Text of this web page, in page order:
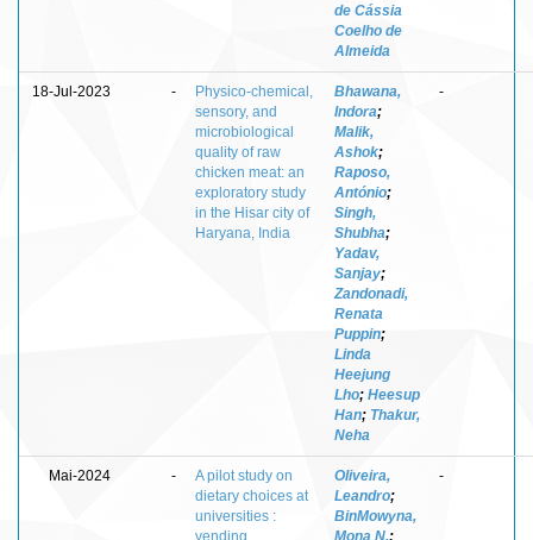
de Cássia
Coelho de
Almeida
18-Jul-2023 -
Physico-chemical,
sensory, and
microbiological
quality of raw
chicken meat: an
exploratory study
in the Hisar city of
Haryana, India
Bhawana,
Indora;
Malik,
Ashok;
Raposo,
António;
Singh,
Shubha;
Yadav,
Sanjay;
Zandonadi,
Renata
Puppin;
Linda
Heejung
Lho; Heesup
Han; Thakur,
Neha
-
Mai-2024 -
A pilot study on
dietary choices at
universities :
vending
Oliveira,
Leandro;
BinMowyna,
Mona N.;
-